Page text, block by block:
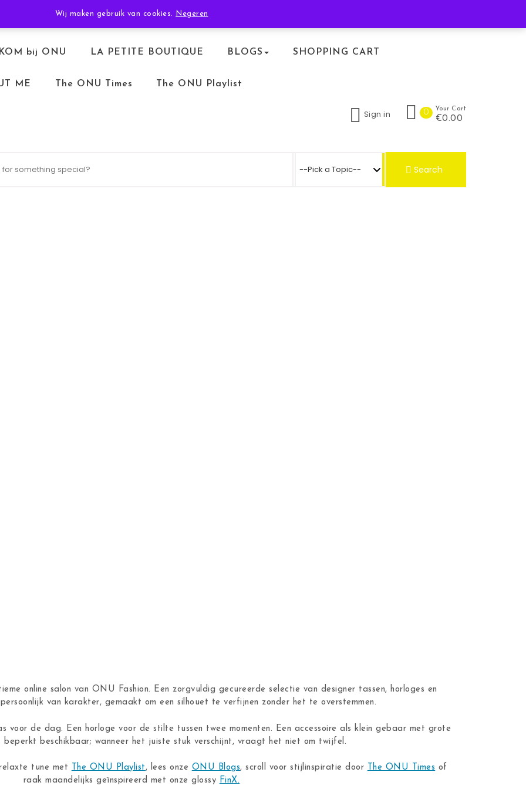
Wij maken gebruik van cookies. Negeren
TERUGBETALEN & RETOURNEREN ALGEMENE VOORWAARDEN
bij ONU LA PETITE BOUTIQUE BLOGS SHOPPING CART
ME The ONU Times The ONU Playlist
Sign in 0 Your Cart
€0.00
Search
online salon van ONU Fashion. Een zorgvuldig gecureerde selectie van designer tassen, horloges en
van karakter, gemaakt om een silhouet te verfijnen zonder het te overstemmen.
voor de dag. Een horloge voor de stilte tussen twee momenten. Een accessoire als klein gebaar met grote
beperkt beschikbaar; wanneer het juiste stuk verschijnt, vraagt het niet om twijfel.
tune met The ONU Playlist, lees onze ONU Blogs, scroll voor stijlinspiratie door The ONU Times of
raak maandelijks geïnspireerd met onze glossy FinX.